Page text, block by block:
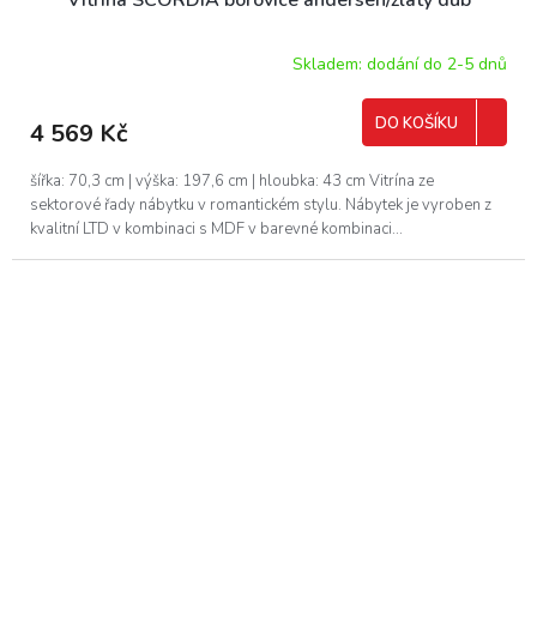
Skladem: dodání do 2-5 dnů
4 569 Kč DO KOŠÍKU
šířka: 70,3 cm | výška: 197,6 cm | hloubka: 43 cm Vitrína ze
sektorové řady nábytku v romantickém stylu. Nábytek je vyroben z
kvalitní LTD v kombinaci s MDF v barevné kombinaci...